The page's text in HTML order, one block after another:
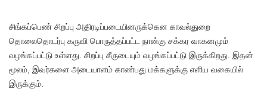
சிங்கப்பெண் சிறப்பு அதிரடிப்படையினருக்கென காவல்துறை
தொலைதொடர்பு கருவி பொருத்தப்பட்ட நான்கு சக்கர வாகனமும்
வழங்கப்பட்டு உள்ளது. சிறப்பு சீருடையும் வழங்கப்பட்டு இருக்கிறது. இதன்
மூலம், இவர்களை அடையாளம் காண்பது மக்களுக்கு எளிய வகையில்
இருக்கும்.